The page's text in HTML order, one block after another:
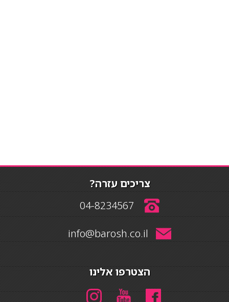
צריכים עזרה?
04-8234567
info@barosh.co.il
הצטרפו אלינו